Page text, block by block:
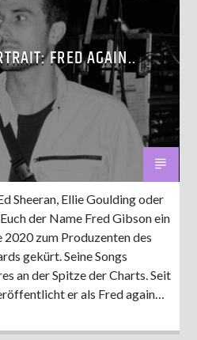
FRED AGAIN..
Sheeran, Ellie Goulding oder
der Name Fred Gibson ein
zum Produzenten des
gekürt. Seine Songs
an der Spitze der Charts. Seit
er als Fred again…